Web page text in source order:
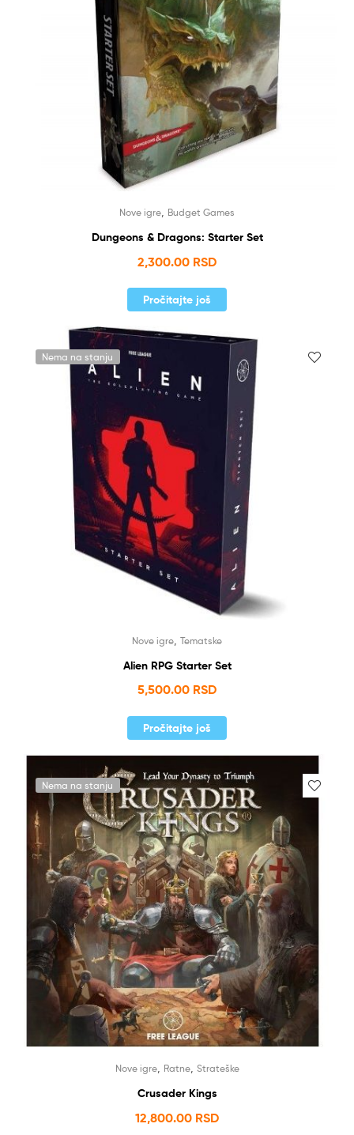
Nove igre Budget Games
Dungeons & Dragons: Starter Set
2,300.00 RSD
Pročitajte još
Nema na stanju
Nove igre Tematske
Alien RPG Starter Set
5,500.00 RSD
Pročitajte još
Nema na stanju
Nove igre, Ratne, Strateške
Crusader Kings
12,800.00 RSD